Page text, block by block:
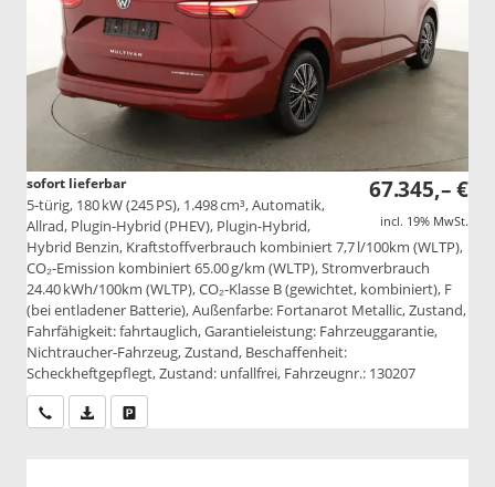
67.345,– €
incl. 19% MwSt.
sofort lieferbar
5-türig, 180 kW (245 PS), 1.498 cm³, Automatik,
Allrad, Plugin-Hybrid (PHEV), Plugin-Hybrid,
Hybrid Benzin, Kraftstoffverbrauch kombiniert 7,7 l/100km (WLTP),
CO₂-Emission kombiniert 65.00 g/km (WLTP), Stromverbrauch
24.40 kWh/100km (WLTP), CO₂-Klasse B (gewichtet, kombiniert), F
(bei entladener Batterie), Außenfarbe: Fortanarot Metallic, Zustand,
Fahrfähigkeit: fahrtauglich, Garantieleistung: Fahrzeuggarantie,
Nichtraucher-Fahrzeug, Zustand, Beschaffenheit:
Scheckheftgepflegt, Zustand: unfallfrei, Fahrzeugnr.: 130207
Wir rufen Sie anPDF-Datei, Fahrzeugexposé drucken